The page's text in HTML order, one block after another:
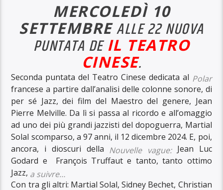
MERCOLEDÌ 10
SETTEMBREALLE 22 NUOVA
PUNTATA DEIL TEATRO
CINESE.
Seconda puntata del Teatro Cinese dedicata al Polar
francese a partire dall’analisi delle colonne sonore, di
per sé Jazz, dei film del Maestro del genere, Jean
Pierre Melville. Da lì si passa al ricordo e all’omaggio
ad uno dei più grandi jazzisti del dopoguerra, Martial
Solal scomparso, a 97 anni, il 12 dicembre 2024. E, poi,
ancora, i dioscuri della Nouvelle vague:Jean Luc
Godard e François Truffaut e tanto, tanto ottimo
Jazz, a suivre…
Con tra gli altri: Martial Solal, Sidney Bechet, Christian